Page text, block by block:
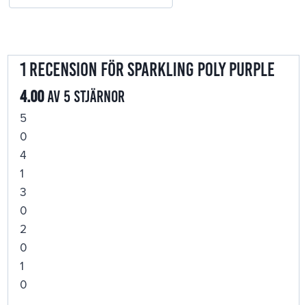
1 recension förSparkling Poly Purple
4.00av 5 stjärnor
5
0
4
1
3
0
2
0
1
0